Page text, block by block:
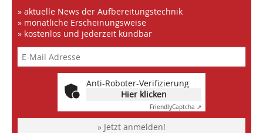
» aktuelle News der Aufbereitungstechnik
» monatliche Erscheinungsweise
» kostenlos und jederzeit kündbar
Anti-Roboter-Verifizierung
Hier klicken
FriendlyCaptcha ⇗
» Jetzt anmelden!